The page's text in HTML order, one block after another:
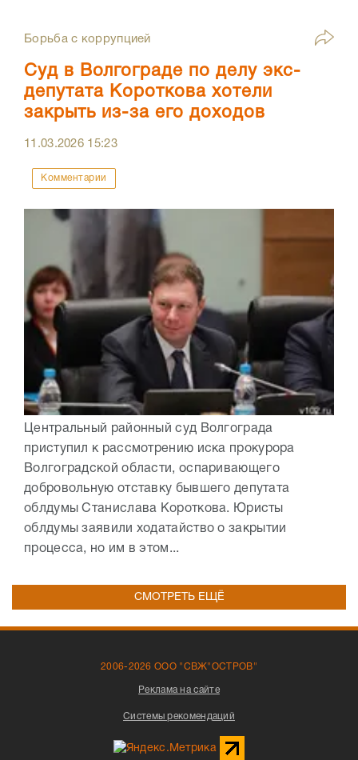
Борьба с коррупцией
Суд в Волгограде по делу экс-
депутата Короткова хотели
закрыть из-за его доходов
11.03.2026 15:23
Комментарии
Центральный районный суд Волгограда
приступил к рассмотрению иска прокурора
Волгоградской области, оспаривающего
добровольную отставку бывшего депутата
облдумы Станислава Короткова. Юристы
облдумы заявили ходатайство о закрытии
процесса, но им в этом...
СМОТРЕТЬ ЕЩЁ
2006-2026 ООО "СВЖ"ОСТРОВ"
Реклама на сайте
Системы рекомендаций